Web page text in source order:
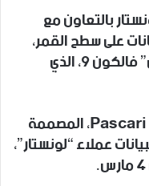
بالتعاون مع
على سطح القمر،
وذلك على متن صاروخ “سبيس إكس” فالكون 9، الذي
يحمل الصاروخ وحدة تخزين Pascari SSDs، المصممة
عملاء “لونستار”،